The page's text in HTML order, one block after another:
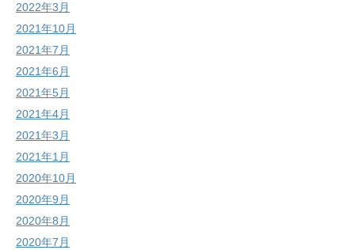
2022年3月
2021年10月
2021年7月
2021年6月
2021年5月
2021年4月
2021年3月
2021年1月
2020年10月
2020年9月
2020年8月
2020年7月